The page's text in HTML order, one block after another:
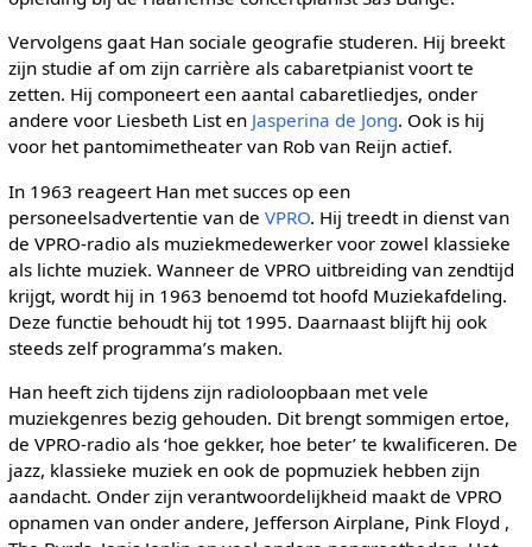
Vervolgens gaat Han sociale geografie studeren. Hij breekt
zijn studie af om zijn carrière als cabaretpianist voort te
zetten. Hij componeert een aantal cabaretliedjes, onder
andere voor Liesbeth List en Jasperina de Jong. Ook is hij
voor het pantomimetheater van Rob van Reijn actief.
In 1963 reageert Han met succes op een
personeelsadvertentie van de VPRO. Hij treedt in dienst van
de VPRO-radio als muziekmedewerker voor zowel klassieke
als lichte muziek. Wanneer de VPRO uitbreiding van zendtijd
krijgt, wordt hij in 1963 benoemd tot hoofd Muziekafdeling.
Deze functie behoudt hij tot 1995. Daarnaast blijft hij ook
steeds zelf programma’s maken.
Han heeft zich tijdens zijn radioloopbaan met vele
muziekgenres bezig gehouden. Dit brengt sommigen ertoe,
de VPRO-radio als ‘hoe gekker, hoe beter’ te kwalificeren. De
jazz, klassieke muziek en ook de popmuziek hebben zijn
aandacht. Onder zijn verantwoordelijkheid maakt de VPRO
opnamen van onder andere, Jefferson Airplane, Pink Floyd ,